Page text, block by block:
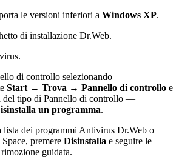
le versioni inferiori a Windows XP.
di installazione Dr.Web.
di controllo selezionando
Start → Trova → Pannello di controllo e
del tipo di Pannello di controllo —
un programma.
lista dei programmi Antivirus Dr.Web o
premere Disinstalla e seguire le
guidata.